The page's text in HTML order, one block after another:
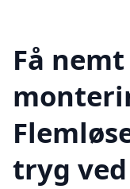
Få
tryg ved